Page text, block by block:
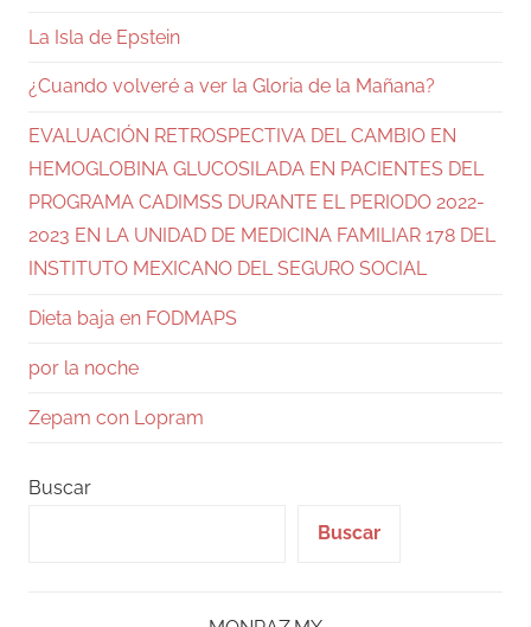
La Isla de Epstein
¿Cuando volveré a ver la Gloria de la Mañana?
EVALUACIÓN RETROSPECTIVA DEL CAMBIO EN
HEMOGLOBINA GLUCOSILADA EN PACIENTES DEL
PROGRAMA CADIMSS DURANTE EL PERIODO 2022-
2023 EN LA UNIDAD DE MEDICINA FAMILIAR 178 DEL
INSTITUTO MEXICANO DEL SEGURO SOCIAL
Dieta baja en FODMAPS
por la noche
Zepam con Lopram
Buscar
Buscar